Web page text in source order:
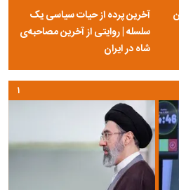
زمان احتمالی مذاکرات افزایش حقوق اعلام